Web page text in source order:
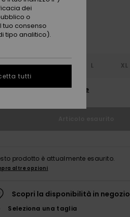
S M L XL
la guida alle taglie
prodotto è attualmente esaurito.
altre opzioni
Scopri la disponibilità in negozio
Seleziona una taglia
dei
o
tuo consenso
tipo analitico).
tutti